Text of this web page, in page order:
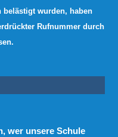
belästigt wurden, haben
Rufnummer durch
wer unsere Schule